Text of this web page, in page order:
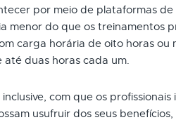
por meio de plataformas
menor do que os treinamentos
carga horária de oito horas ou
duas horas cada um.
com que os
usufruir dos seus